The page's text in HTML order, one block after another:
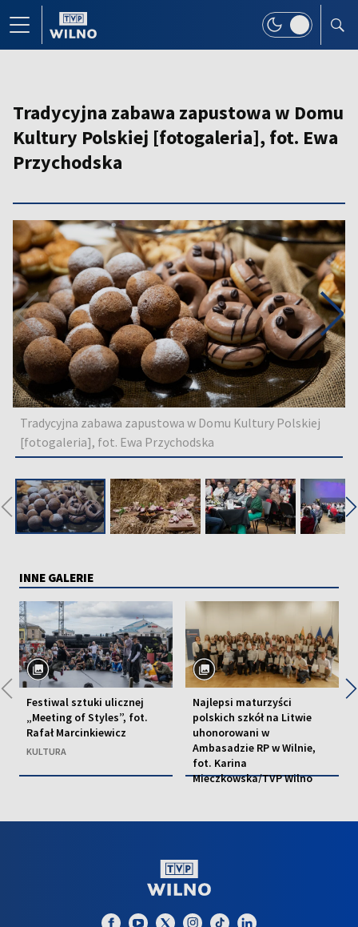
Tradycyjna zabawa zapustowa w Domu
Kultury Polskiej [fotogaleria], fot. Ewa
Przychodska
Tradycyjna zabawa zapustowa w Domu Kultury Polskiej
[fotogaleria], fot. Ewa Przychodska
◀ ▶
INNE GALERIE
Festiwal sztuki ulicznej
„Meeting of Styles”, fot.
Rafał Marcinkiewicz
KULTURA
Najlepsi maturzyści
polskich szkół na Litwie
uhonorowani w
Ambasadzie RP w Wilnie,
fot. Karina
Mieczkowska/TVP Wilno
◀ ▶